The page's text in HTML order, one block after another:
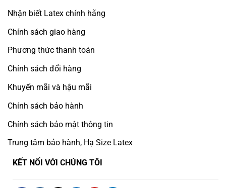
Nhận biết Latex chính hãng
Chính sách giao hàng
Phương thức thanh toán
Chính sách đổi hàng
Khuyến mãi và hậu mãi
Chính sách bảo hành
Chính sách bảo mật thông tin
Trung tâm bảo hành, Hạ Size Latex
KẾT NỐI VỚI CHÚNG TÔI